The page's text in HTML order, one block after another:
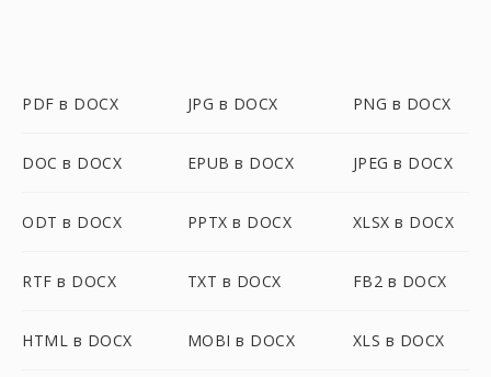
PDF в DOCX JPG в DOCX PNG в DOCX
DOC в DOCX EPUB в DOCX JPEG в DOCX
ODT в DOCX PPTX в DOCX XLSX в DOCX
RTF в DOCX TXT в DOCX FB2 в DOCX
HTML в DOCX MOBI в DOCX XLS в DOCX